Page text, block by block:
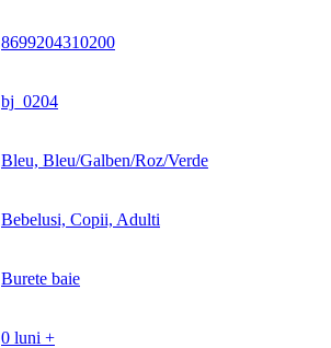
8699204310200
bj_0204
Bleu, Bleu/Galben/Roz/Verde
Bebelusi, Copii, Adulti
Burete baie
0 luni +